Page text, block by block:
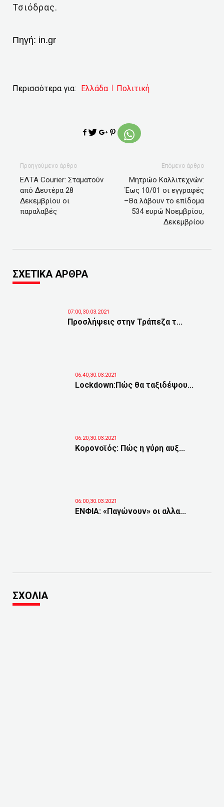
Τσιόδρας.
Πηγή: in.gr
Περισσότερα για: Ελλάδα Πολιτική
Προηγούμενο άρθρο
ΕΛΤΑ Courier: Σταματούν
από Δευτέρα 28
Δεκεμβρίου οι
παραλαβές
Επόμενο άρθρο
Μητρώο Καλλιτεχνών:
Έως 10/01 οι εγγραφές
–Θα λάβουν το επίδομα
534 ευρώ Νοεμβρίου,
Δεκεμβρίου
ΣΧΕΤΙΚΑ ΑΡΘΡΑ
07:00,30.03.2021
Προσλήψεις στην Τράπεζα τ...
06:40,30.03.2021
Lockdown:Πώς θα ταξιδέψου...
06:20,30.03.2021
Κορονοϊός: Πώς η γύρη αυξ...
06:00,30.03.2021
ΕΝΦΙΑ: «Παγώνουν» οι αλλα...
ΣΧΟΛΙΑ